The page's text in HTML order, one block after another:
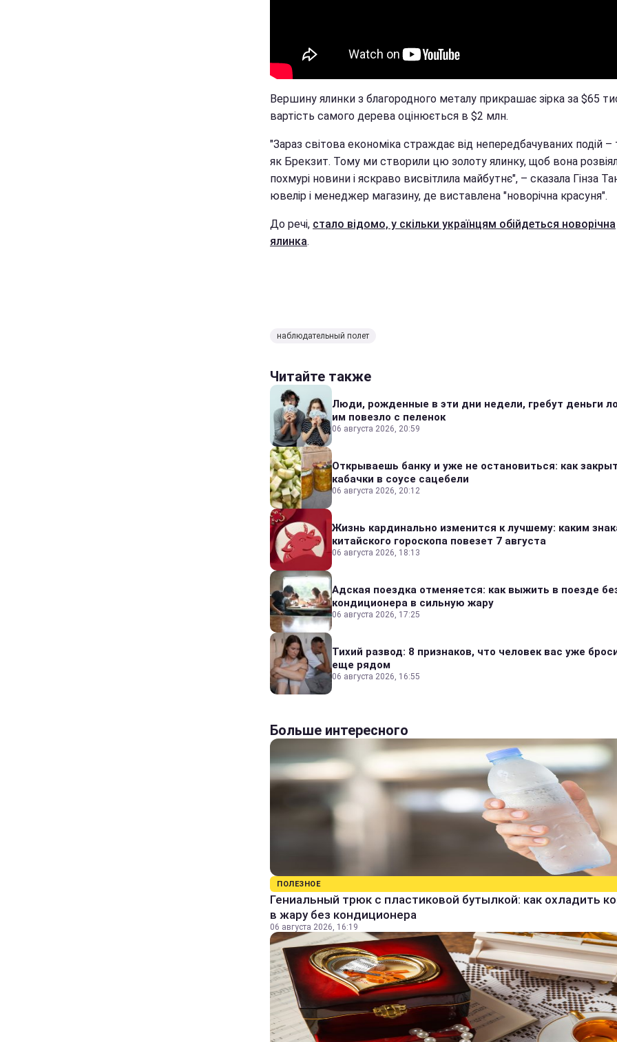
Вершину ялинки з благородного металу прикрашає зірка за $65
вартість самого дерева оцінюється в $2 млн.
"Зараз світова економіка страждає від непередбачуваних подій –
як Брекзит. Тому ми створили цю золоту ялинку, щоб вона
похмурі новини і яскраво висвітлила майбутнє", – сказала Гінза
ювелір і менеджер магазину, де виставлена "новорічна красуня".
До речі, стало відомо, у скільки українцям обійдеться новорічна
ялинка.
наблюдательный полет
Читайте также
Люди, рожденные в эти дни недели, гребут деньги
им повезло с пеленок
06 августа 2026, 20:59
Открываешь банку и уже не остановиться: как
кабачки в соусе сацебели
06 августа 2026, 20:12
Жизнь кардинально изменится к лучшему: каким
китайского гороскопа повезет 7 августа
06 августа 2026, 18:13
Адская поездка отменяется: как выжить в поезде
кондиционера в сильную жару
06 августа 2026, 17:25
Тихий развод: 8 признаков, что человек вас уже
еще рядом
06 августа 2026, 16:55
Больше интересного
ПОЛЕЗНОЕ
Гениальный трюк с пластиковой бутылкой: как охладить
в жару без кондиционера
06 августа 2026, 16:19